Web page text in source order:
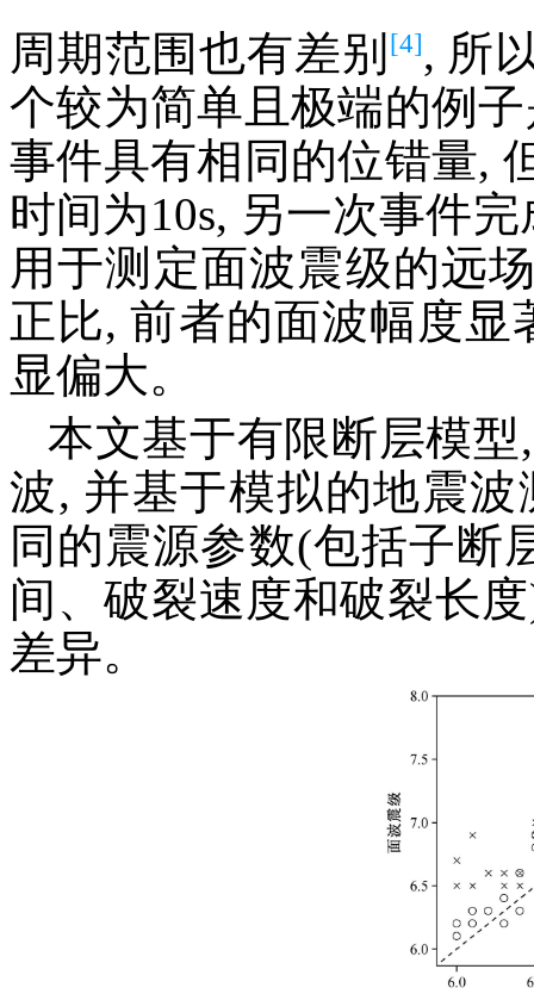
周期范围也有差别 [4], 所
个较为简单且极端的例
事件具有相同的位错量,
时间为10s, 另一次事件
用于测定面波震级的远
正比, 前者的面波幅度
显偏大。
本文基于有限断层模
波, 并基于模拟的地震
同的震源参数(包括子断
间、破裂速度和破裂长
差异。